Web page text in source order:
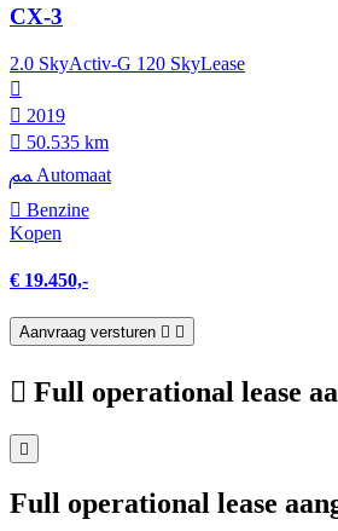
CX-3
2.0 SkyActiv-G 120 SkyLease
2019
50.535 km
Automaat
Benzine
Kopen
€ 19.450,-
Aanvraag versturen
Full operational lease
Full operational lease